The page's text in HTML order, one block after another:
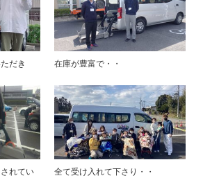
だき 在庫が豊富で・・
れてい
全て受け入れて下さり・・